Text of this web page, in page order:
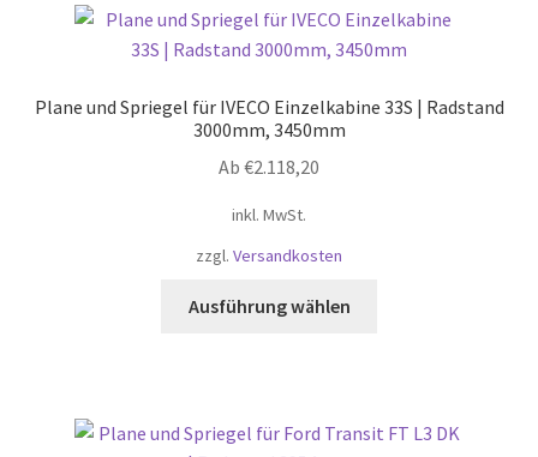
Plane und Spriegel für IVECO Einzelkabine 33S | Radstand
3000mm, 3450mm
Ab €2.118,20
inkl. MwSt.
zzgl. Versandkosten
Ausführung wählen
auf.